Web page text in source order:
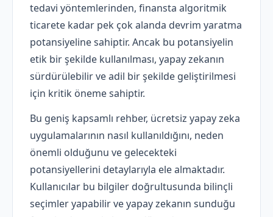
tedavi yöntemlerinden, finansta algoritmik
ticarete kadar pek çok alanda devrim yaratma
potansiyeline sahiptir. Ancak bu potansiyelin
etik bir şekilde kullanılması, yapay zekanın
sürdürülebilir ve adil bir şekilde geliştirilmesi
için kritik öneme sahiptir.
Bu geniş kapsamlı rehber, ücretsiz yapay zeka
uygulamalarının nasıl kullanıldığını, neden
önemli olduğunu ve gelecekteki
potansiyellerini detaylarıyla ele almaktadır.
Kullanıcılar bu bilgiler doğrultusunda bilinçli
seçimler yapabilir ve yapay zekanın sunduğu